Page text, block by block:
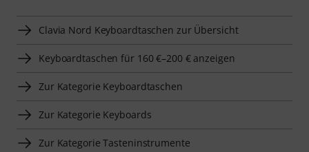
Clavia Nord Keyboardtaschen zur Übersicht
Keyboardtaschen für 160 €–200 € anzeigen
Zur Kategorie Keyboardtaschen
Zur Kategorie Keyboards
Zur Kategorie Tasteninstrumente